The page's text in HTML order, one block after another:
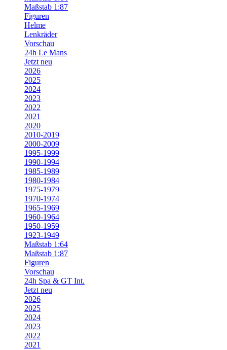
Maßstab 1:87
Figuren
Helme
Lenkräder
Vorschau
24h Le Mans
Jetzt neu
2026
2025
2024
2023
2022
2021
2020
2010-2019
2000-2009
1995-1999
1990-1994
1985-1989
1980-1984
1975-1979
1970-1974
1965-1969
1960-1964
1950-1959
1923-1949
Maßstab 1:64
Maßstab 1:87
Figuren
Vorschau
24h Spa & GT Int.
Jetzt neu
2026
2025
2024
2023
2022
2021